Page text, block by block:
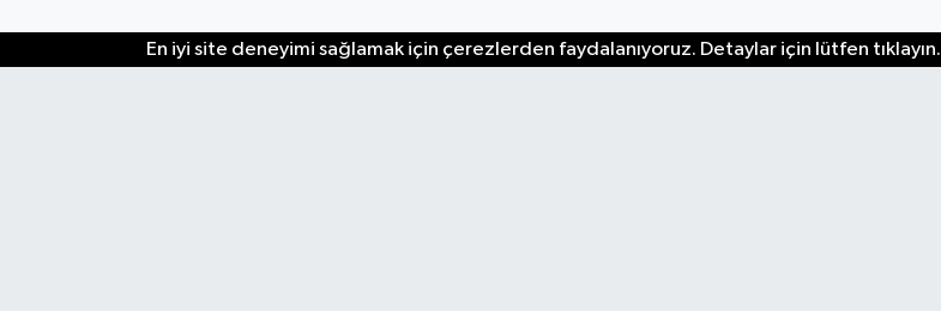
En iyi site deneyimi sağlamak için çerezlerden faydalanıyoruz. Detaylar için lütfen tıklayın.